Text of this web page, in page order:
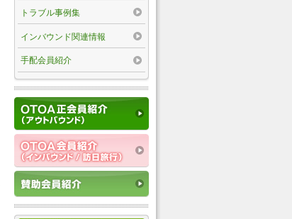
トラブル事例集
インバウンド関連情報
手配会員紹介